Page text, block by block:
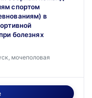
спортом
в
болезнях
мочеполовая